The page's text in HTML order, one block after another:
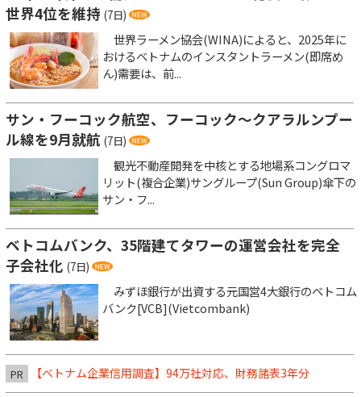
世界4位を維持 (7日)
世界ラーメン協会(WINA)によると、2025年に
おけるベトナムのインスタントラーメン(即席め
ん)需要は、前...
サン・フーコック航空、フーコック～クアラルンプー
ル線を9月就航 (7日)
観光不動産開発を中核とする地場系コングロマ
リット(複合企業)サングループ(Sun Group)傘下の
サン・フ...
ベトコムバンク、35階建てタワーの運営会社を完全
子会社化 (7日)
みずほ銀行が出資する元国営4大銀行のベトコム
バンク[VCB](Vietcombank)
PR 【ベトナム企業信用調査】94万社対応、財務諸表3年分